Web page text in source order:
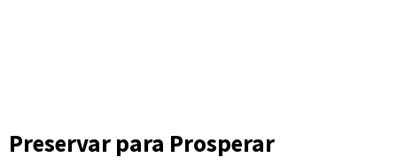
Preservar para Prosperar